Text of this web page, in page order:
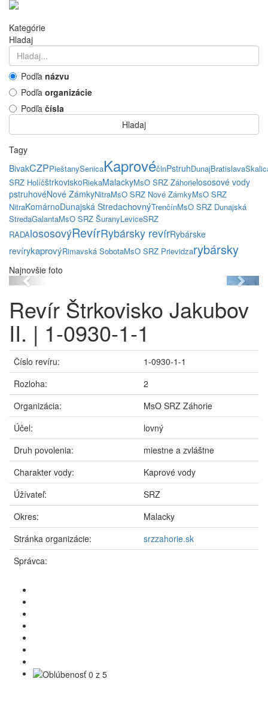
Kategórie
Hladaj
Podľa názvu
Podľa organizácie
Podľa čísla
Hladaj
Tagy
BivakCZPPieštanySenicaKaprovéčlnPstruhDunajBratislava
SRZ HolíčštrkoviskoRiekaMalackyMsO SRZ Záhorielososové vody
pstruhovéNové ZámkyNitraMsO SRZ Nové ZámkyMsO SRZ
NitraKomárnoDunajská StredachovnýTrenčínMsO SRZ Dunajská
StredaGalantaMsO SRZ ŠuranyLeviceSRZ
RADAlososovýRevírRybársky revírRybárske
revírykaprovýRimavská SobotaMsO SRZ Prievidzarybársky
Najnovšie foto
Previous Next
Revír Štrkovisko Jakubov
II. | 1-0930-1-1
Číslo revíru:
1-0930-1-1
Rozloha:
Účel:
Druh povolenia:
Charakter vody:
Úžívateľ: